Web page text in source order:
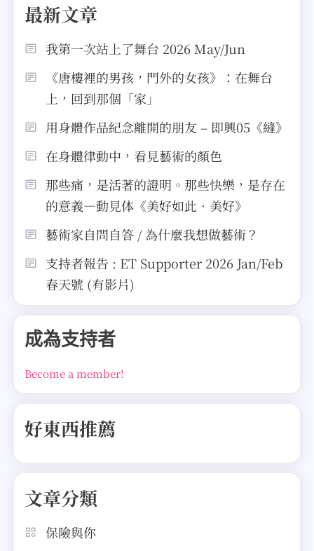
最新文章
我第一次站上了舞台 2026 May/Jun
《唐樓裡的男孩，門外的女孩》：在舞台
上，回到那個「家」
用身體作品紀念離開的朋友 – 即興05《縫》
在身體律動中，看見藝術的顏色
那些痛，是活著的證明。那些快樂，是存在
的意義—動見体《美好如此．美好》
藝術家自問自答 / 為什麼我想做藝術？
支持者報告 : ET Supporter 2026 Jan/Feb
春天號 (有影片)
成為支持者
Become a member!
好東西推薦
文章分類
保險與你